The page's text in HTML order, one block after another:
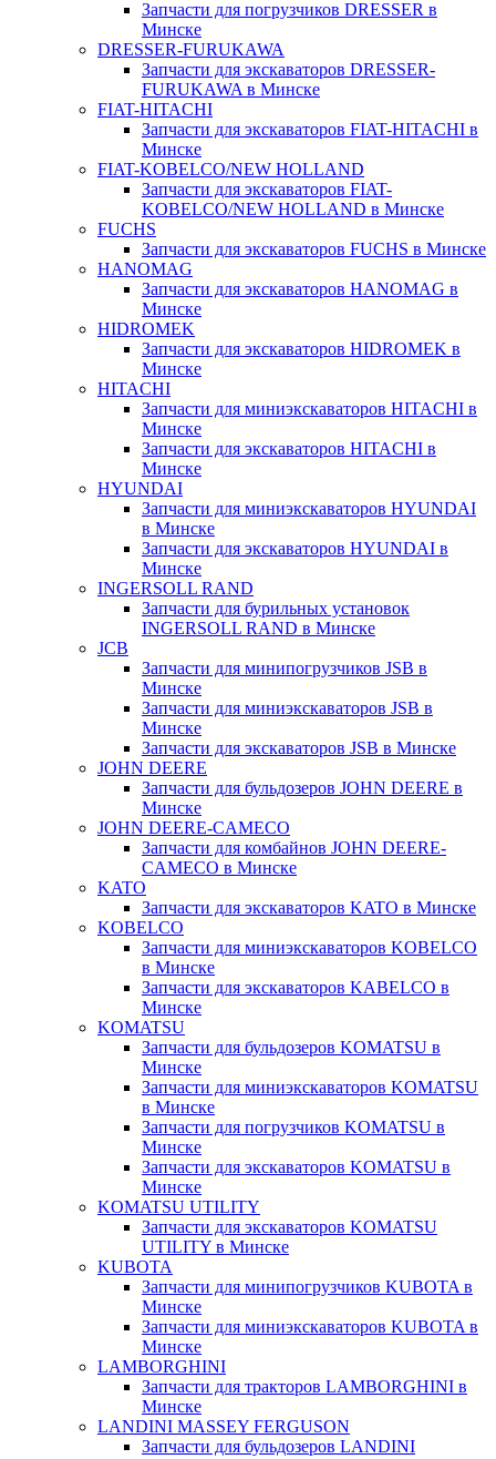
Запчасти для погрузчиков DRESSER в
Минске
DRESSER-FURUKAWA
Запчасти для экскаваторов DRESSER-
FURUKAWA в Минске
FIAT-HITACHI
Запчасти для экскаваторов FIAT-HITACHI в
Минске
FIAT-KOBELCO/NEW HOLLAND
Запчасти для экскаваторов FIAT-
KOBELCO/NEW HOLLAND в Минске
FUCHS
Запчасти для экскаваторов FUCHS в Минске
HANOMAG
Запчасти для экскаваторов HANOMAG в
Минске
HIDROMEK
Запчасти для экскаваторов HIDROMEK в
Минске
HITACHI
Запчасти для миниэкскаваторов HITACHI в
Минске
Запчасти для экскаваторов HITACHI в
Минске
HYUNDAI
Запчасти для миниэкскаваторов HYUNDAI
в Минске
Запчасти для экскаваторов HYUNDAI в
Минске
INGERSOLL RAND
Запчасти для бурильных установок
INGERSOLL RAND в Минске
JCB
Запчасти для минипогрузчиков JSB в
Минске
Запчасти для миниэкскаваторов JSB в
Минске
Запчасти для экскаваторов JSB в Минске
JOHN DEERE
Запчасти для бульдозеров JOHN DEERE в
Минске
JOHN DEERE-CAMECO
Запчасти для комбайнов JOHN DEERE-
CAMECO в Минске
KATO
Запчасти для экскаваторов KATO в Минске
KOBELCO
Запчасти для миниэкскаваторов KOBELCO
в Минске
Запчасти для экскаваторов KABELCO в
Минске
KOMATSU
Запчасти для бульдозеров KOMATSU в
Минске
Запчасти для миниэкскаваторов KOMATSU
в Минске
Запчасти для погрузчиков KOMATSU в
Минске
Запчасти для экскаваторов KOMATSU в
Минске
KOMATSU UTILITY
Запчасти для экскаваторов KOMATSU
UTILITY в Минске
KUBOTA
Запчасти для минипогрузчиков KUBOTA в
Минске
Запчасти для миниэкскаваторов KUBOTA в
Минске
LAMBORGHINI
Запчасти для тракторов LAMBORGHINI в
Минске
LANDINI MASSEY FERGUSON
Запчасти для бульдозеров LANDINI